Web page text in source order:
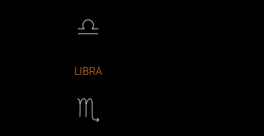
LIBRA